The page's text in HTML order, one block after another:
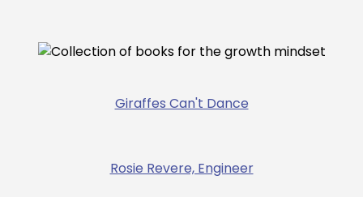
Giraffes Can't Dance
Rosie Revere, Engineer